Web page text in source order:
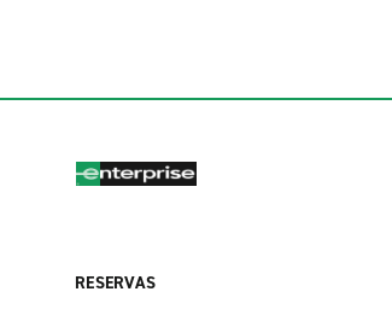
RESERVAS